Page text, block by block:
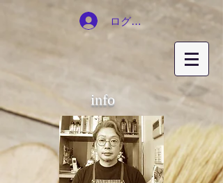
ログイン
info